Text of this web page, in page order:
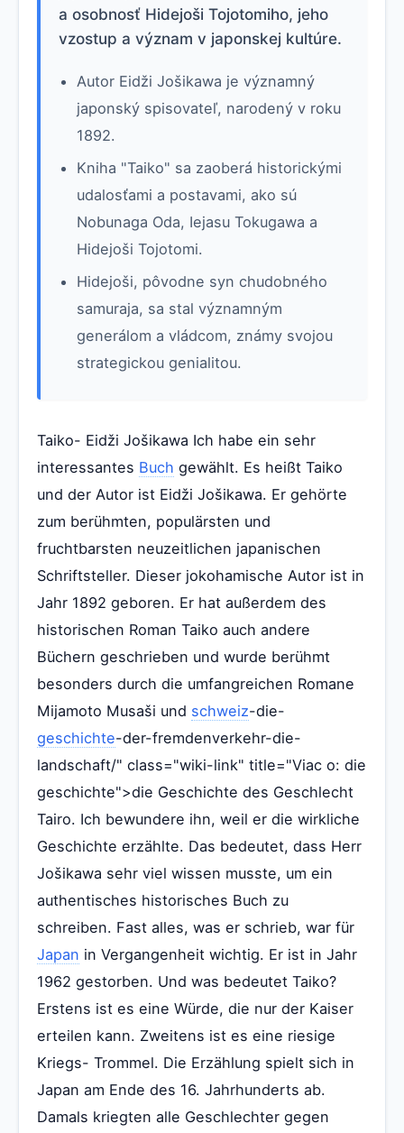
a osobnosť Hidejoši Tojotomiho, jeho
vzostup a význam v japonskej kultúre.
Autor Eidži Jošikawa je významný
japonský spisovateľ, narodený v roku
1892.
Kniha "Taiko" sa zaoberá historickými
udalosťami a postavami, ako sú
Nobunaga Oda, Iejasu Tokugawa a
Hidejoši Tojotomi.
Hidejoši, pôvodne syn chudobného
samuraja, sa stal významným
generálom a vládcom, známy svojou
strategickou genialitou.
Taiko- Eidži Jošikawa Ich habe ein sehr
interessantes Buch gewählt. Es heißt Taiko
und der Autor ist Eidži Jošikawa. Er gehörte
zum berühmten, populärsten und
fruchtbarsten neuzeitlichen japanischen
Schriftsteller. Dieser jokohamische Autor ist in
Jahr 1892 geboren. Er hat außerdem des
historischen Roman Taiko auch andere
Büchern geschrieben und wurde berühmt
besonders durch die umfangreichen Romane
Mijamoto Musaši und schweiz-die-
geschichte-der-fremdenverkehr-die-
landschaft/" class="wiki-link" title="Viac o: die
geschichte">die Geschichte des Geschlecht
Tairo. Ich bewundere ihn, weil er die wirkliche
Geschichte erzählte. Das bedeutet, dass Herr
Jošikawa sehr viel wissen musste, um ein
authentisches historisches Buch zu
schreiben. Fast alles, was er schrieb, war für
Japan in Vergangenheit wichtig. Er ist in Jahr
1962 gestorben. Und was bedeutet Taiko?
Erstens ist es eine Würde, die nur der Kaiser
erteilen kann. Zweitens ist es eine riesige
Kriegs- Trommel. Die Erzählung spielt sich in
Japan am Ende des 16. Jahrhunderts ab.
Damals kriegten alle Geschlechter gegen